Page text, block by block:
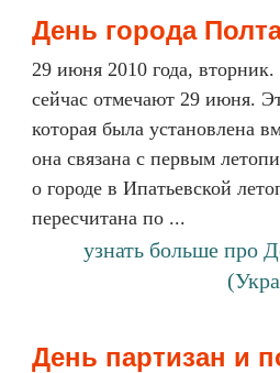
День города
29 июня 2010 года,
сейчас отмечают 29 июня.
которая была установлена
она связана с первым
о городе в Ипатьевской
пересчитана по ...
узнать больше про
День партизан и